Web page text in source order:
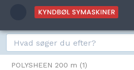
POLYSHEEN 200 m (1)